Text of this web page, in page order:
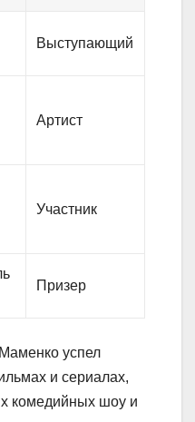
Выступающий
Артист
Участник
Призер
успел
и сериалах,
комедийных шоу и